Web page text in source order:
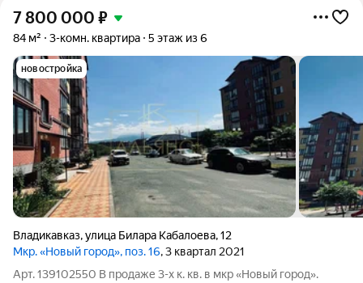
7 800 000 ₽
84 м² 3-комн. квартира 5 этаж из 6
новостройка
Владикавказ,улица Билара Кабалоева,12
Мкр. «Новый город», поз. 16, 3 квартал 2021
Арт. 139102550 В продаже 3-х к. кв. в мкр «Новый город».